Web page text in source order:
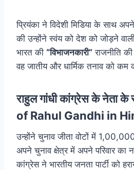
प्रियंका ने विदेशी मिडिया के साथ
की उन्होंने स्वंय को देश को जोड़ने
भारत की “विभाजनकारी” राजनीति
वह जातीय और धार्मिक तनाव को
राहुल गांधी कांग्रेस के नेता
of Rahul Gandhi in
उन्होंने चुनाव जीता वोटों में
अपने चुनाव क्षेत्र में अपने परिवार का
कांग्रेस ने भारतीय जनता पार्टी को